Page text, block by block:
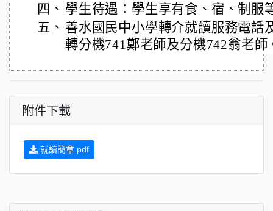
四、 學生待遇：學生享有食、宿、制服
五、 善水國民中小學轉介就讀服務電話
轉分機741鄭老師及分機742翁老師
附件下載
就讀簡章.pdf